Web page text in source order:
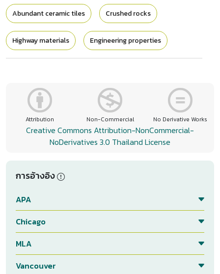
Abundant ceramic tiles Crushed rocks
Highway materials Engineering properties
Attribution Non-Commercial No Derivative Works
Creative Commons Attribution-NonCommercial-
NoDerivatives 3.0 Thailand License
การอ้างอิง
APA
Chicago
MLA
Vancouver